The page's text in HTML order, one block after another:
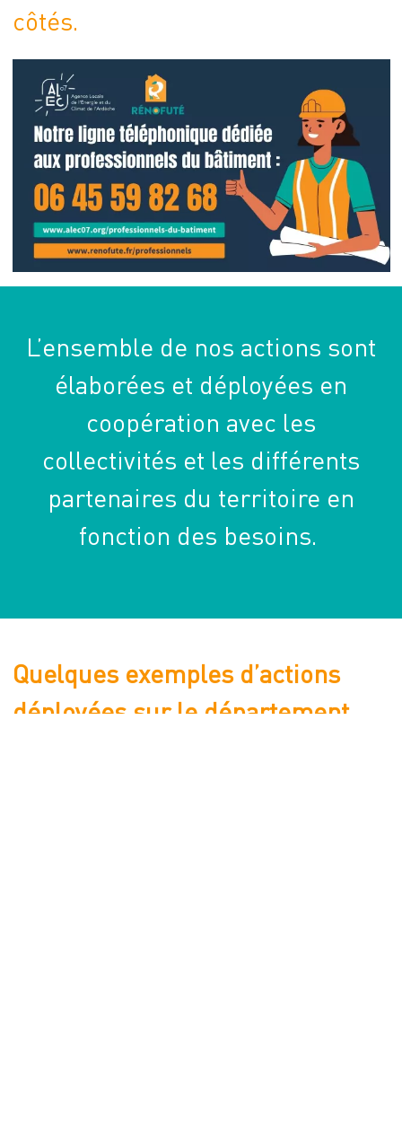
côtés.
L’ensemble de nos actions sont
élaborées et déployées en
coopération avec les
collectivités et les différents
partenaires du territoire en
fonction des besoins.
Quelques exemples d’actions
déployées sur le département